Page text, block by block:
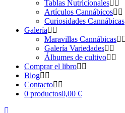
Tablas Nutricionales
Artículos Cannábicos
Curiosidades Cannábicas
Galería
Maravillas Cannábicas
Galería Variedades
Álbumes de cultivo
Comprar el libro
Blog
Contacto
0 productos0,00 €